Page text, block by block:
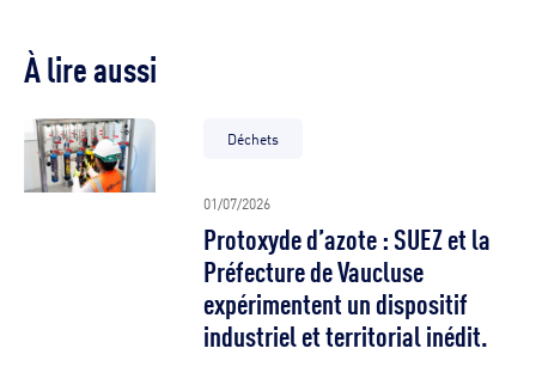
À lire aussi
Déchets
01/07/2026
Protoxyde d’azote : SUEZ et la
Préfecture de Vaucluse
expérimentent un dispositif
industriel et territorial inédit.